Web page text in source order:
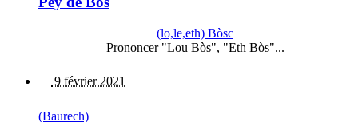
(lo,le,eth) Bòsc
Prononcer "Lou Bòs", "Eth Bòs"...
9 février 2021
(Baurech)